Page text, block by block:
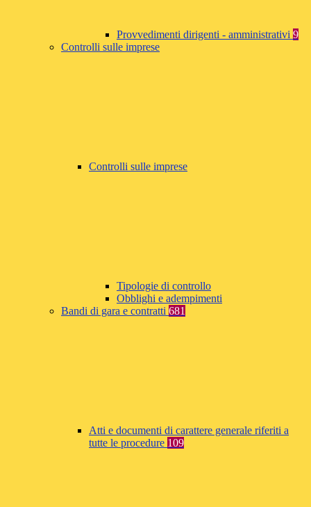
Provvedimenti dirigenti - amministrativi 9
Controlli sulle imprese
Controlli sulle imprese
Tipologie di controllo
Obblighi e adempimenti
Bandi di gara e contratti 681
Atti e documenti di carattere generale riferiti a
tutte le procedure 109